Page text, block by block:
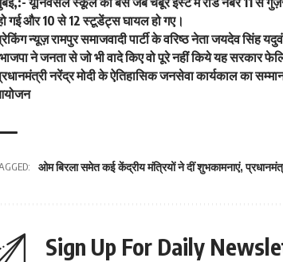
गई और 10 से 12 स्टूडेंट्स घायल हो गए।
न्यूज़ रामपुर समाजवादी पार्टी के वरिष्ठ नेता जयदेव सिंह
ने जनता से जो भी वादे किए वो पूरे नहीं किये यह सरकार
नरेंद्र मोदी के ऐतिहासिक जनसेवा कार्यकाल का
ओम बिरला समेत कई केंद्रीय मंत्रियों ने दीं शुभकामनाएं,
Sign Up For Daily